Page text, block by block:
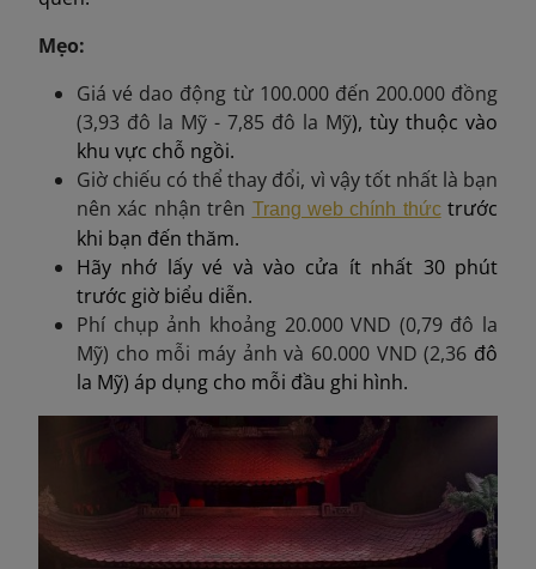
Mẹo:
Giá vé dao động từ 100.000 đến 200.000 đồng
(3,93 đô la Mỹ - 7,85 đô la Mỹ), tùy thuộc vào
khu vực chỗ ngồi.
Giờ chiếu có thể thay đổi, vì vậy tốt nhất là bạn
nên xác nhận trên Trang web chính thức trước
khi bạn đến thăm.
Hãy nhớ lấy vé và vào cửa ít nhất 30 phút
trước giờ biểu diễn.
Phí chụp ảnh khoảng 20.000 VND (0,79 đô la
Mỹ) cho mỗi máy ảnh và 60.000 VND (2,36 đô
la Mỹ) áp dụng cho mỗi đầu ghi hình.